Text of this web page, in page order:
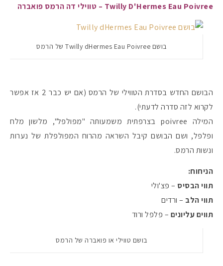
Twilly D'Hermes Eau Poivree – טווילי דה הרמס פואברה
בושם Twilly dHermes Eau Poivree של הרמס
הבושם החדש בסדרת הטווילי של הרמס (אם יש כבר 2 אז אפשר
לקרוא לזה סדרה לדעתי).
המילה poivree בצרפתית משמעותה "מפולפל", מלשון מלח
ופלפל, ושם הבושם קיבל השראה מהרוח המפולפלת של נערות
ונשות הרמס.
הניחוח:
תווי הבסיס – פצ'ולי
תווי הלב – ורדים
תווים עליונים – פלפל ורוד
בושם טווילי או פואברה של הרמס